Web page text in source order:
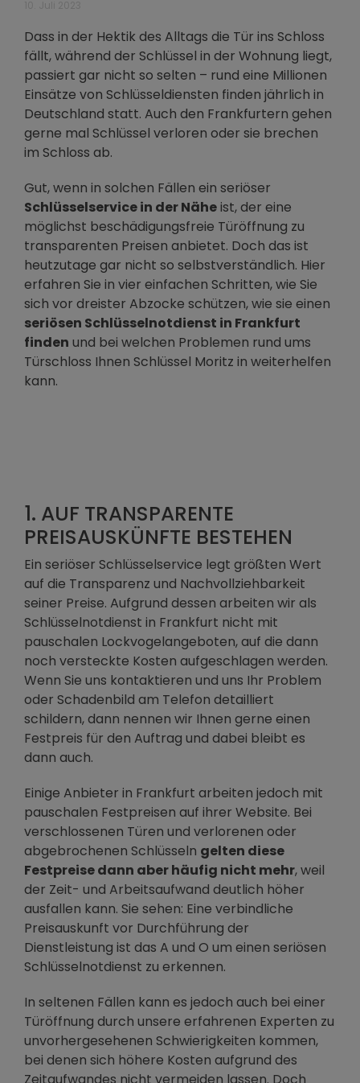
Dass in der Hektik des Alltags die Tür ins Schloss
fällt, während der Schlüssel in der Wohnung liegt,
passiert gar nicht so selten – rund eine Millionen
Einsätze von Schlüsseldiensten finden jährlich in
Deutschland statt. Auch den Frankfurtern gehen
gerne mal Schlüssel verloren oder sie brechen
im Schloss ab.
Gut, wenn in solchen Fällen ein seriöser
Schlüsselservice in der Näheist, der eine
möglichst beschädigungsfreie Türöffnung zu
transparenten Preisen anbietet. Doch das ist
heutzutage gar nicht so selbstverständlich. Hier
erfahren Sie in vier einfachen Schritten, wie Sie
sich vor dreister Abzocke schützen, wie sie einen
seriösen Schlüsselnotdienst in Frankfurt
finden und bei welchen Problemen rund ums
Türschloss Ihnen Schlüssel Moritz in weiterhelfen
kann.
1. AUF TRANSPARENTE
PREISAUSKÜNFTE BESTEHEN
Ein seriöser Schlüsselservice legt größten Wert
auf die Transparenz und Nachvollziehbarkeit
seiner Preise. Aufgrund dessen arbeiten wir als
Schlüsselnotdienst in Frankfurt nicht mit
pauschalen Lockvogelangeboten, auf die dann
noch versteckte Kosten aufgeschlagen werden.
Wenn Sie uns kontaktieren und uns Ihr Problem
oder Schadenbild am Telefon detailliert
schildern, dann nennen wir Ihnen gerne einen
Festpreis für den Auftrag und dabei bleibt es
dann auch.
Einige Anbieter in Frankfurt arbeiten jedoch mit
pauschalen Festpreisen auf ihrer Website. Bei
verschlossenen Türen und verlorenen oder
abgebrochenen Schlüsseln gelten diese
Festpreise dann aber häufig nicht mehr, weil
der Zeit- und Arbeitsaufwand deutlich höher
ausfallen kann. Sie sehen: Eine verbindliche
Preisauskunft vor Durchführung der
Dienstleistung ist das A und O um einen seriösen
Schlüsselnotdienst zu erkennen.
In seltenen Fällen kann es jedoch auch bei einer
Türöffnung durch unsere erfahrenen Experten zu
unvorhergesehenen Schwierigkeiten kommen,
bei denen sich höhere Kosten aufgrund des